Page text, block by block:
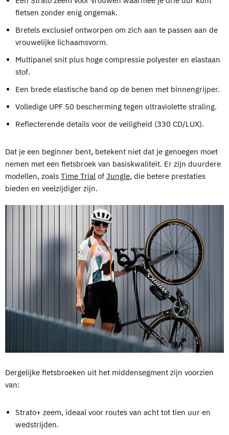
fietsen zonder enig ongemak.
Bretels exclusief ontworpen om zich aan te passen aan de
vrouwelijke lichaamsvorm.
Multipanel snit plus hoge compressie polyester en elastaan
stof.
Een brede elastische band op de benen met binnengrijper.
Volledige UPF 50 bescherming tegen ultraviolette straling.
Reflecterende details voor de veiligheid (330 CD/LUX).
Dat je een beginner bent, betekent niet dat je genoegen moet
nemen met een fietsbroek van basiskwaliteit. Er zijn duurdere
modellen, zoals Time Trial of Jungle, die betere prestaties
bieden en veelzijdiger zijn.
Dergelijke fietsbroeken uit het middensegment zijn voorzien
van:
Strato+ zeem, ideaal voor routes van acht tot tien uur en
wedstrijden.